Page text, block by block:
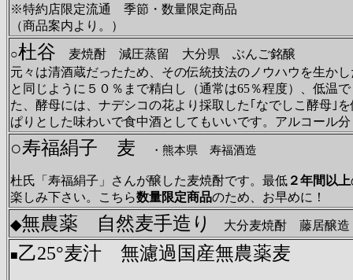
※特約店限定流通 季節・数量限定商品
（商品案内より。）
○杜谷 麦焼酎 減圧蒸留 大分県 ぶんご銘醸
元々は清酒蔵だったため、その伝統技法のノウハウを生か
と同じように５０％まで精白し（通常は65％程度）、低温
た、酵母には、ナデシコの花より採取した｢なでしこ酵母｣
ぱりとした味わいで食中酒としてもいいです。アルコール分
○寿福絹子 麦 ・熊本県 寿福酒造
杜氏「寿福絹子」さんが醸した麦焼酎です。最低 ２年間以上
楽しみ下さい。こちら数量限定商品のため、お早めに！
◆無農薬 自然麦手造り 大分麦焼酎 藤居醸
■乙25°麦汁 無濾過国産無農薬麦